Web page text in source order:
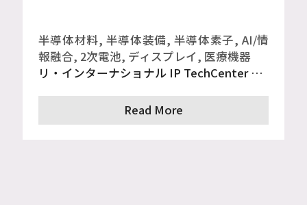
半導体材料, 半導体装備, 半導体素子, AI/情
報融合, 2次電池, ディスプレイ, 医療機器
リ・インターナショナル IP TechCenter 発足 : 未来技術革新に足並みを揃えアップグレードされたIP 法律専門サービスを提供
Read More